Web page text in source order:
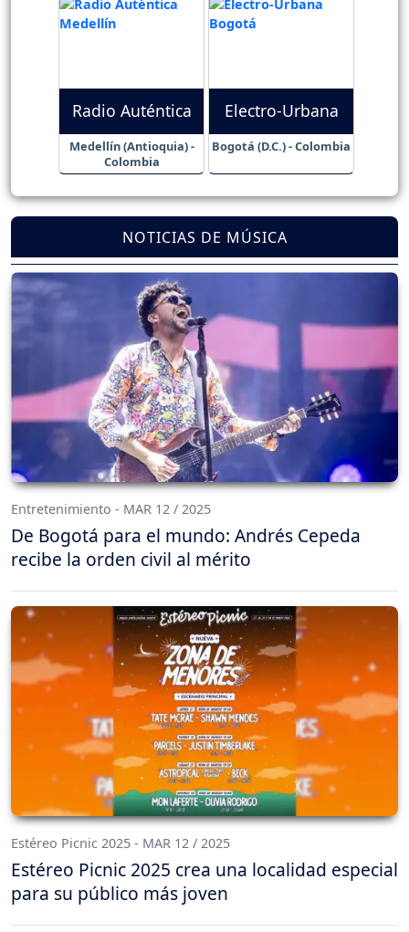
Radio Auténtica
Medellín (Antioquia) -
Colombia
Electro-Urbana
Bogotá (D.C.) - Colombia
NOTICIAS DE MÚSICA
Entretenimiento - MAR 12 / 2025
De Bogotá para el mundo: Andrés Cepeda
recibe la orden civil al mérito
Estéreo Picnic 2025 - MAR 12 / 2025
Estéreo Picnic 2025 crea una localidad especial
para su público más joven